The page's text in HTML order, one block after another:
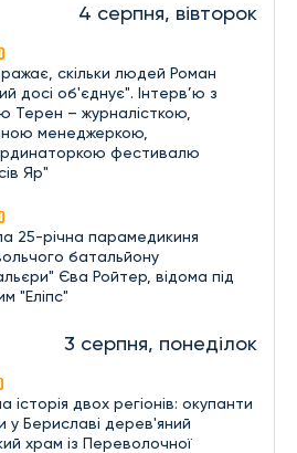
4 серпня, вівторок
скільки людей Роман
досі об'єднує". Інтерв’ю з
Терен – журналісткою,
менеджеркою,
фестивалю
Яр"
25-річна парамедикиня
батальйону
Єва Ройтер, відома під
"Еліпс"
3 серпня, понеділок
історія двох регіонів: окупанти
у Бериславі дерев'яний
храм із Переволочної